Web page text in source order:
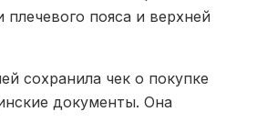
плечевого пояса и верхней
сохранила чек о покупке
документы. Она